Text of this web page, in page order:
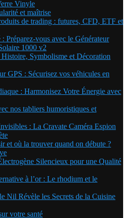
Vinyle
et maîtrise
de trading : futures, CFD, ETF et
Préparez-vous avec le Générateur
1000 v2
Symbolisme et Décoration
GPS : Sécurisez vos véhicules en
: Harmonisez Votre Énergie avec
nos tabliers humoristiques et
: La Cravate Caméra Espion
et où la trouver quand on débute ?
Silencieux pour une Qualité
à l’or : Le rhodium et le
Nil Révèle les Secrets de la Cuisine
votre santé